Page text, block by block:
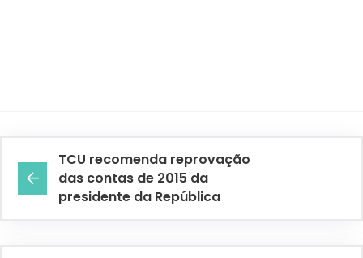
TCU recomenda reprovação
das contas de 2015 da
presidente da República